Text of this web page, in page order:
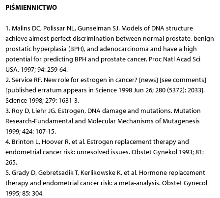
PIŚMIENNICTWO
1. Malins DC, Polissar NL, Gunselman SJ. Models of DNA structure
achieve almost perfect discrimination between normal prostate, benign
prostatic hyperplasia (BPH), and adenocarcinoma and have a high
potential for predicting BPH and prostate cancer. Proc Natl Acad Sci
USA, 1997; 94: 259-64.
2. Service RF. New role for estrogen in cancer? [news] [see comments]
[published erratum appears in Science 1998 Jun 26; 280 (5372): 2033].
Science 1998; 279: 1631-3.
3. Roy D, Liehr JG. Estrogen, DNA damage and mutations. Mutation
Research-Fundamental and Molecular Mechanisms of Mutagenesis
1999; 424: 107-15.
4. Brinton L, Hoover R, et al. Estrogen replacement therapy and
endometrial cancer risk: unresolved issues. Obstet Gynekol 1993; 81:
265.
5. Grady D, Gebretsadik T, Kerlikowske K, et al. Hormone replacement
therapy and endometrial cancer risk: a meta-analysis. Obstet Gynecol
1995; 85: 304.